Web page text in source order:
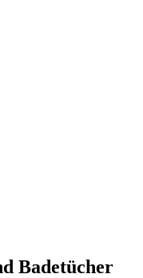
Badetücher